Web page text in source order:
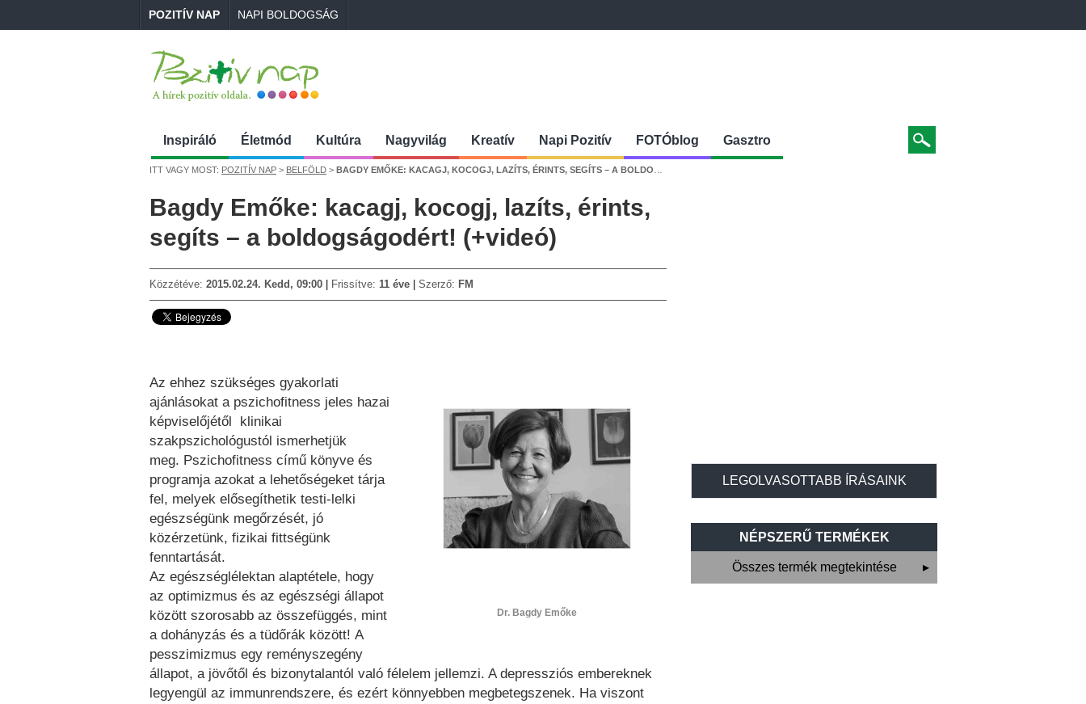
POZITÍV NAP NAPI BOLDOGSÁG
Inspiráló Életmód Kultúra Nagyvilág Kreatív Napi Pozitív FOTÓblog Gasztro
ITT VAGY MOST: POZITÍV NAP > BELFÖLD > BAGDY EMŐKE: KACAGJ, KOCOGJ, LAZÍTS, ÉRINTS, SEGÍTS – A BOLDOGSÁGODÉRT! (+VIDEÓ)
Bagdy Emőke: kacagj, kocogj, lazíts, érints,
segíts – a boldogságodért! (+videó)
Közzétéve: 2015.02.24. Kedd, 09:00 Frissítve: 11 éve Szerző: FM
Dr. Bagdy Emőke
Az ehhez szükséges gyakorlati
ajánlásokat a pszichofitness jeles hazai
képviselőjétől klinikai
szakpszichológustól ismerhetjük
meg. Pszichofitness című könyve és
programja azokat a lehetőségeket tárja
fel, melyek elősegíthetik testi-lelki
egészségünk megőrzését, jó
közérzetünk, fizikai fittségünk
fenntartását.
Az egészséglélektan alaptétele, hogy
az optimizmus és az egészségi állapot
között szorosabb az összefüggés, mint
a dohányzás és a tüdőrák között! A
pesszimizmus egy reményszegény
állapot, a jövőtől és bizonytalantól való félelem jellemzi. A depressziós embereknek
legyengül az immunrendszere, és ezért könnyebben megbetegszenek. Ha viszont
LEGOLVASOTTABB ÍRÁSAINK
NÉPSZERŰ TERMÉKEK
Összes termék megtekintése ▸